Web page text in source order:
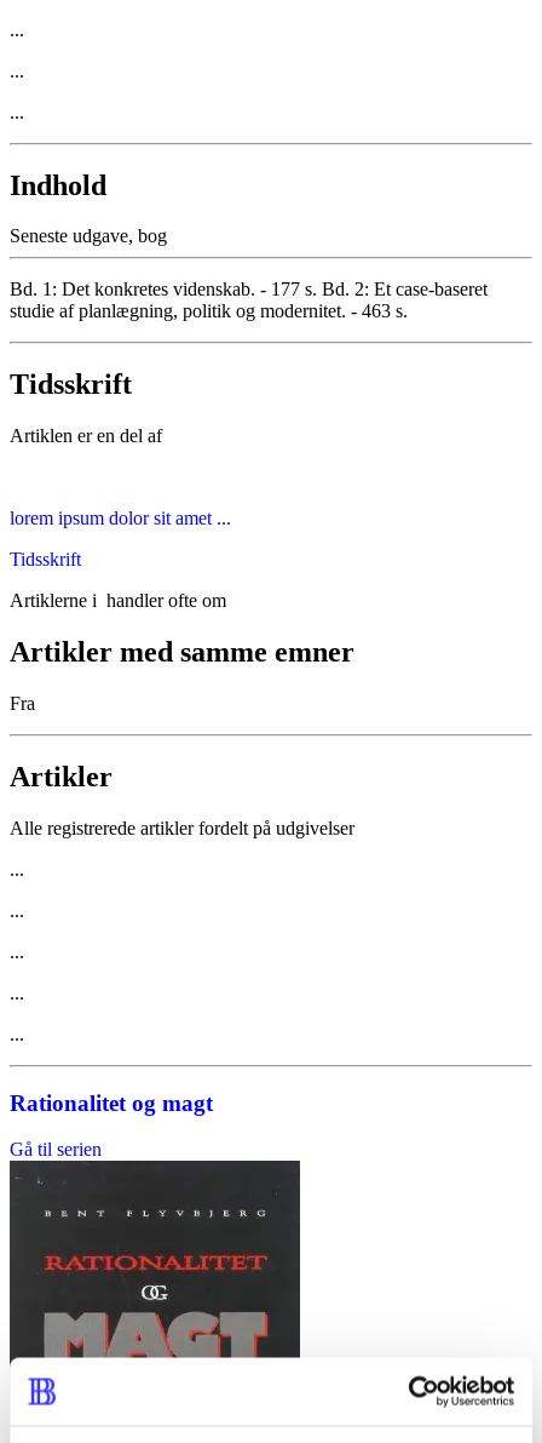
...
...
...
Indhold
Seneste udgave, bog
Bd. 1: Det konkretes videnskab. - 177 s. Bd. 2: Et case-baseret
studie af planlægning, politik og modernitet. - 463 s.
Tidsskrift
Artiklen er en del af
lorem ipsum dolor sit amet ...
Tidsskrift
Artiklerne i handler ofte om
Artikler med samme emner
Fra
Artikler
Alle registrerede artikler fordelt på udgivelser
...
...
...
...
...
Rationalitet og magt
Gå til serien